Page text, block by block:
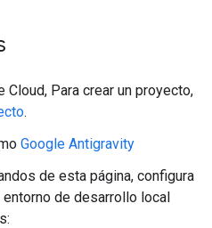
Cloud, Para crear un proyecto,
.
Google Antigravity
de esta página, configura
entorno de desarrollo local